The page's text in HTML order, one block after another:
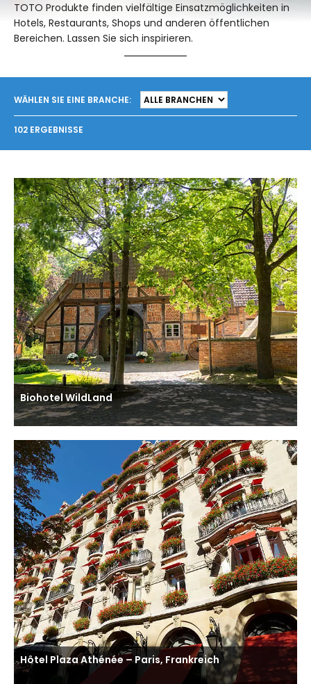
TOTO Produkte finden vielfältige Einsatzmöglichkeiten in
Hotels, Restaurants, Shops und anderen öffentlichen
Bereichen. Lassen Sie sich inspirieren.
WÄHLEN SIE EINE BRANCHE:
102 ERGEBNISSE
Biohotel WildLand
Hôtel Plaza Athénée – Paris, Frankreich